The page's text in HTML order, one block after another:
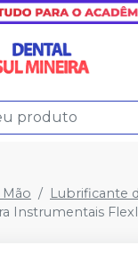
Mão
Lubrificante
Instrumentais